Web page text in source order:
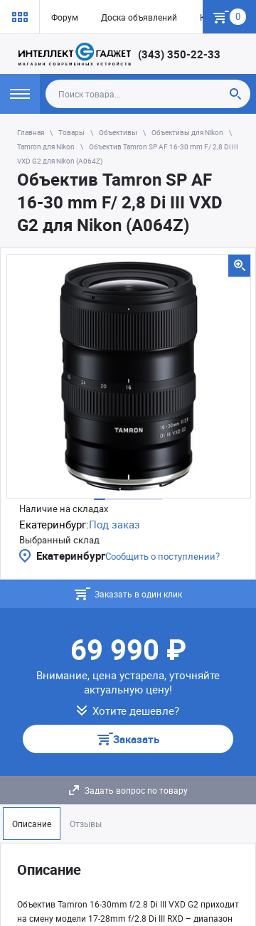
Форум Доска объявлений Как купить
0
(343) 350-22-33
Главная Товары Объективы
Объективы для Nikon
Tamron для Nikon
Объектив Tamron SP AF 16-30 mm F/ 2,8 Di III
VXD G2 для Nikon (A064Z)
Объектив Tamron SP AF
16-30 mm F/ 2,8 Di III VXD
G2 для Nikon (A064Z)
Наличие на складах
Екатеринбург:Под заказ
Выбранный склад
ЕкатеринбургСообщить о поступлении?
Заказать в один клик
69 990 ₽
Внимание, цена устарела, уточняйте
актуальную цену!
Хотите дешевле?
Заказать
Задать вопрос по товару
Описание Отзывы
Описание
Объектив Tamron 16-30mm f/2.8 Di III VXD G2 приходит
на смену модели 17-28mm f/2.8 Di III RXD – диапазон